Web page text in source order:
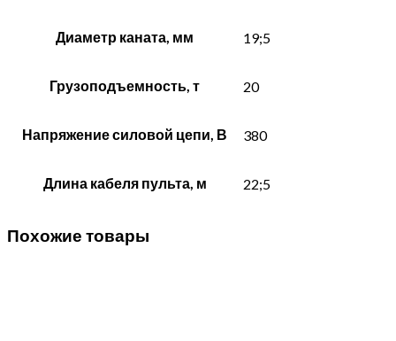
Диаметр каната, мм 19;5
Грузоподъемность, т 20
Напряжение силовой цепи, В 380
Длина кабеля пульта, м 22;5
Похожие товары